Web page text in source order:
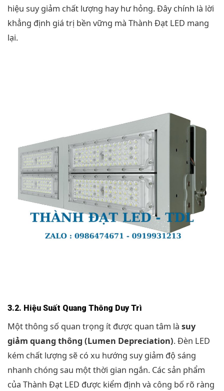
hiệu suy giảm chất lượng hay hư hỏng. Đây chính là lời
khẳng định giá trị bền vững mà Thành Đạt LED mang
lại.
3.2. Hiệu Suất Quang Thông Duy Trì
Một thông số quan trọng ít được quan tâm là suy
giảm quang thông (Lumen Depreciation). Đèn LED
kém chất lượng sẽ có xu hướng suy giảm độ sáng
nhanh chóng sau một thời gian ngắn. Các sản phẩm
của Thành Đạt LED được kiểm định và công bố rõ ràng